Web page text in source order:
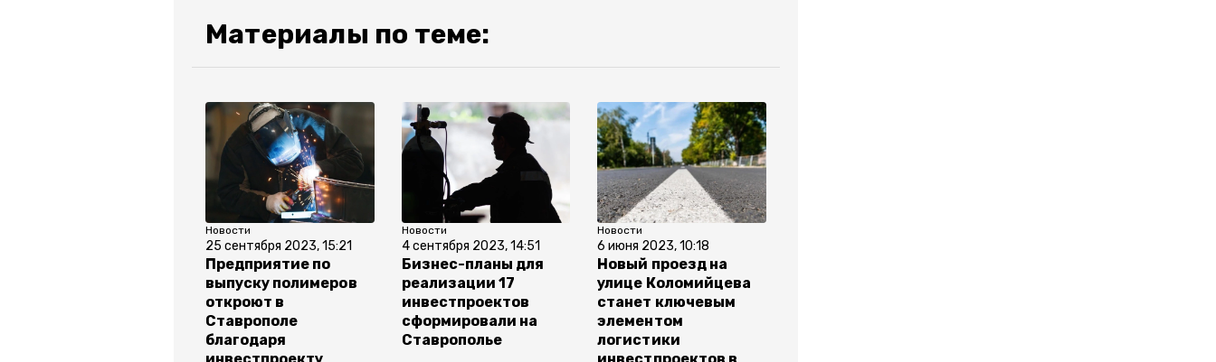
Материалы по теме:
Новости
25 сентября 2023, 15:21
Предприятие по
выпуску полимеров
откроют в
Ставрополе
благодаря
Новости
4 сентября 2023, 14:51
Бизнес-планы для
реализации 17
инвестпроектов
сформировали на
Ставрополье
Новости
6 июня 2023, 10:18
Новый проезд на
улице Коломийцева
станет ключевым
элементом
логистики